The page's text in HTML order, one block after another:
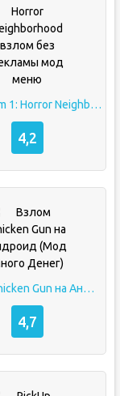
Ice Scream 1: Horror Neighborhood взлом без рекламы мод меню
4,2
Взлом Chicken Gun на Андроид (Мод Много Денег)
4,7